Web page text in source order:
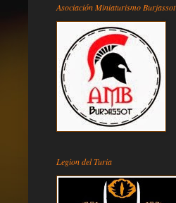
Asociación Miniaturismo Burjassot
Legion del Turia